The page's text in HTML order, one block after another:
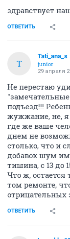
здравствует
ОТВЕТИТЬ
T
Tati_ana_s
junior
29 апреля
Не перестаю
подъезд!!!
жужжание, не, я
где же ваше
днем не
столько, что и
добавок шум
тишина, с 13 до
Что ж,
том ремонте,
отрицательных
ОТВЕТИТЬ